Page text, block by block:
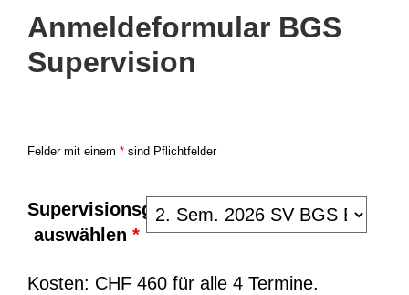
Anmeldeformular BGS
Supervision
Felder mit einem * sind Pflichtfelder
Supervisionsgruppe
auswählen *
Kosten: CHF 460 für alle 4 Termine.